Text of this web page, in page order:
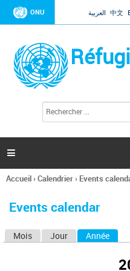
Jump
ONU العربية 中文
l
c
h
e

Vous
ici
Accueil›Calendrier› Events
Events calendar
Mois Jour Année